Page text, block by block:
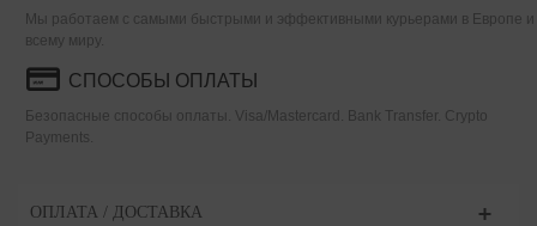
Мы работаем с самыми быстрыми и эффективными курьерами в Европе и
всему миру.
СПОСОБЫ ОПЛАТЫ
Безопасные способы оплаты. Visa/Mastercard. Bank Transfer. Crypto
Payments.
ОПЛАТА / ДОСТАВКА